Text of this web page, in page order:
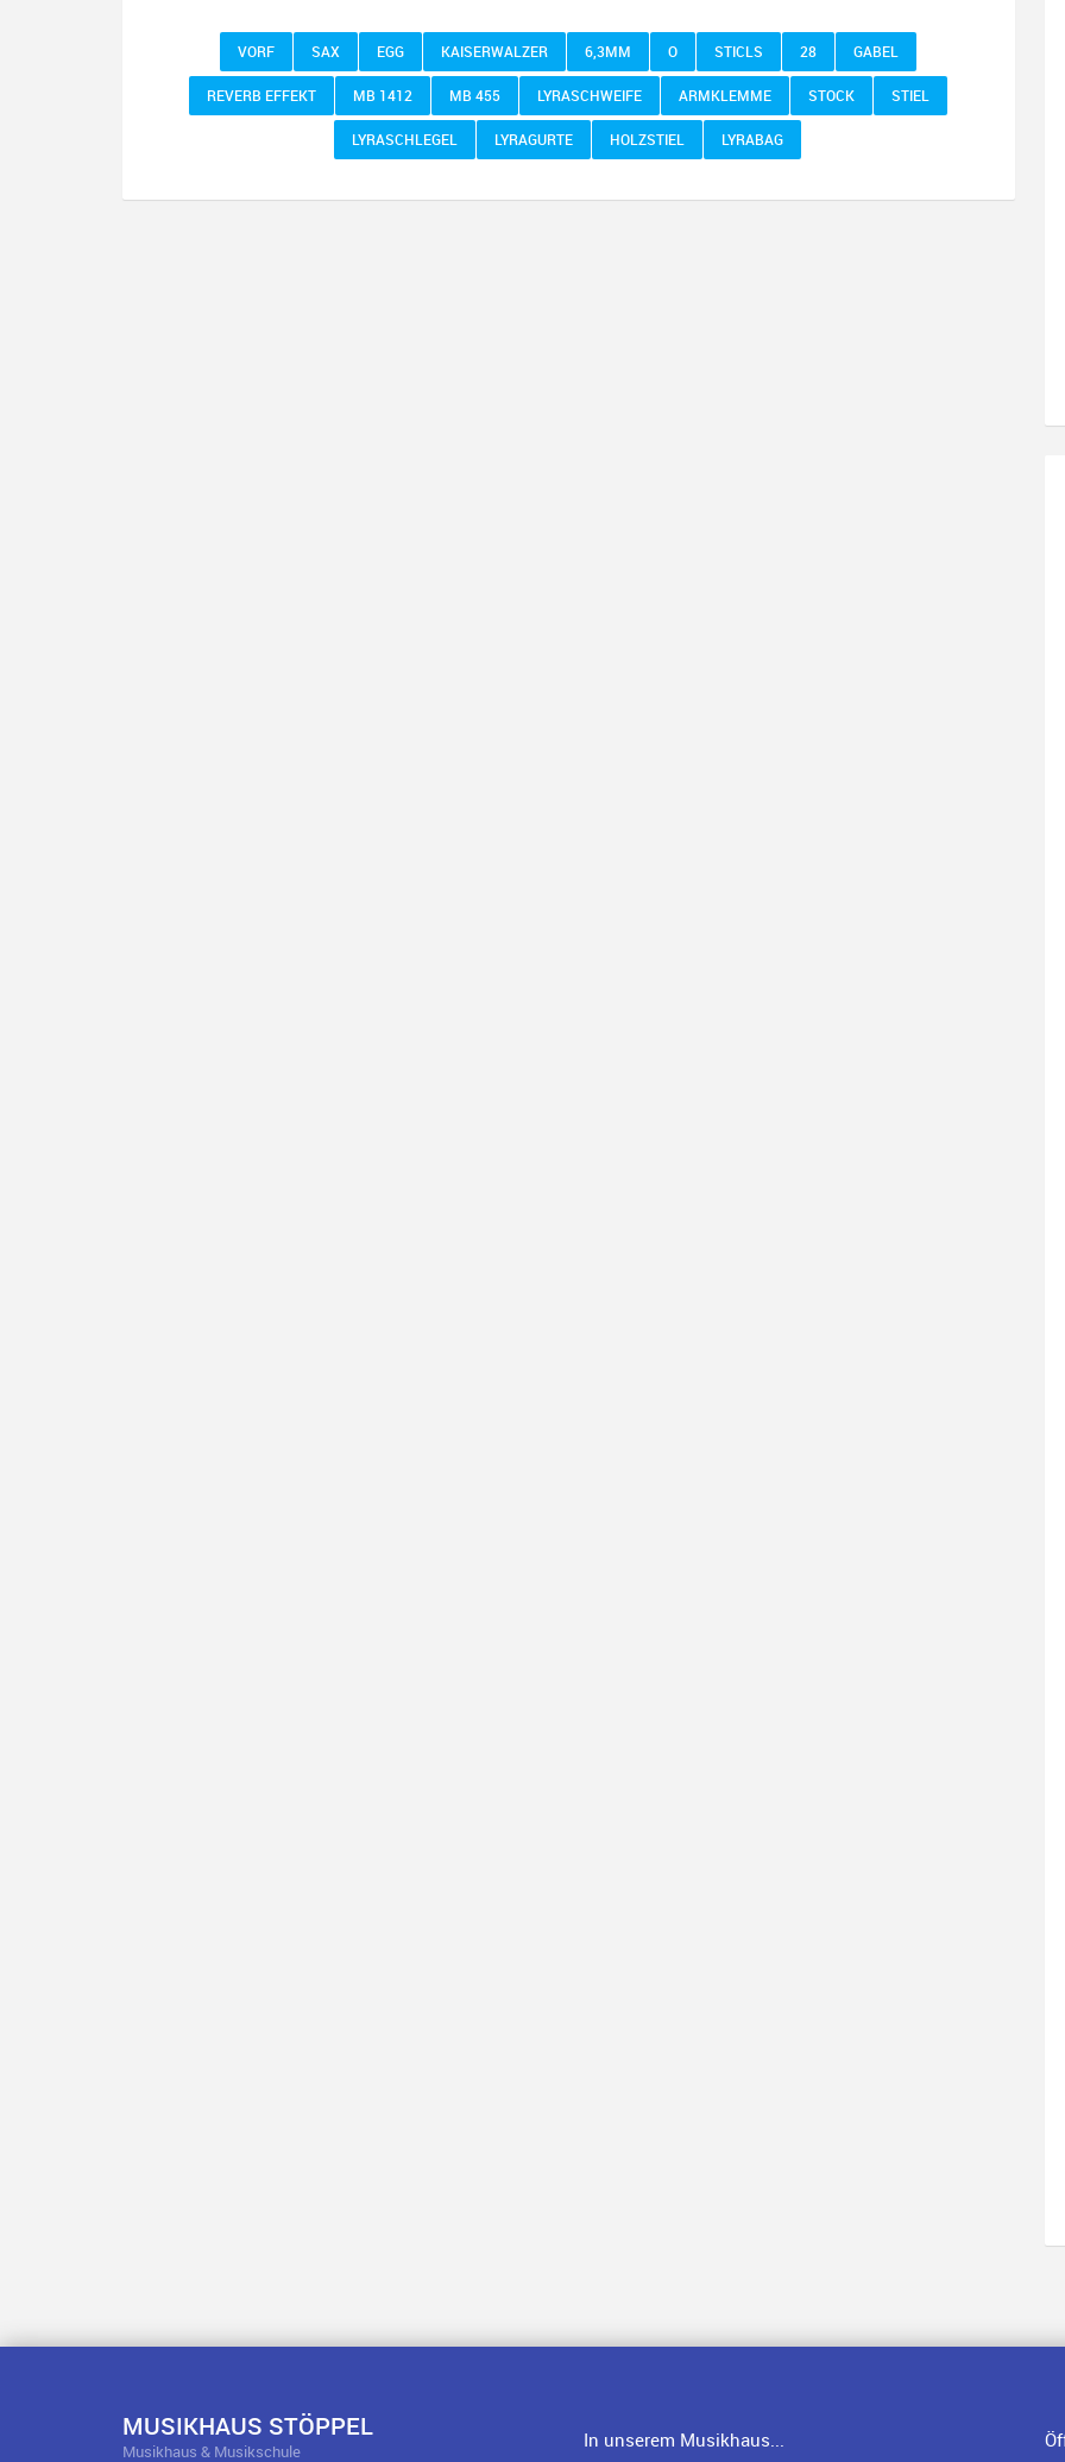
VORF SAX EGG KAISERWALZER 6,3MM O STICLS 28 GABEL
REVERB EFFEKT MB 1412 MB 455 LYRASCHWEIFE ARMKLEMME STOCK STIEL
LYRASCHLEGEL LYRAGURTE HOLZSTIEL LYRABAG
MUSIKHAUS STÖPPEL
Musikhaus & Musikschule In unserem Musikhaus...